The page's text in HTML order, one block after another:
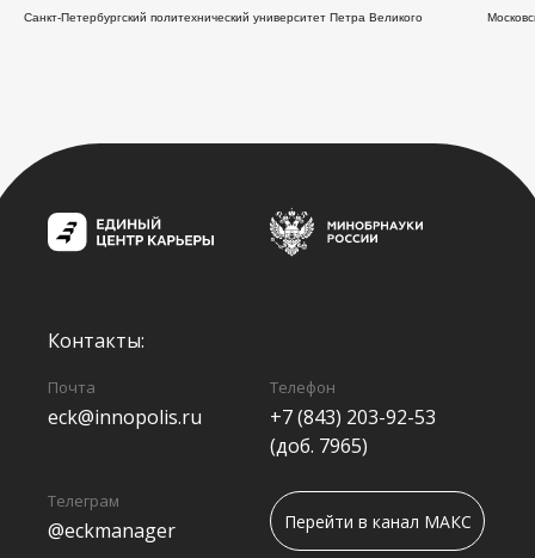
Санкт-Петербургский политехнический университет Петра Великого
Контакты:
eck@innopolis.ru
Почта
+7 (843) 203-92-53
(доб. 7965)
Телефон
@eckmanager
Телеграм
Перейти в канал МАКС